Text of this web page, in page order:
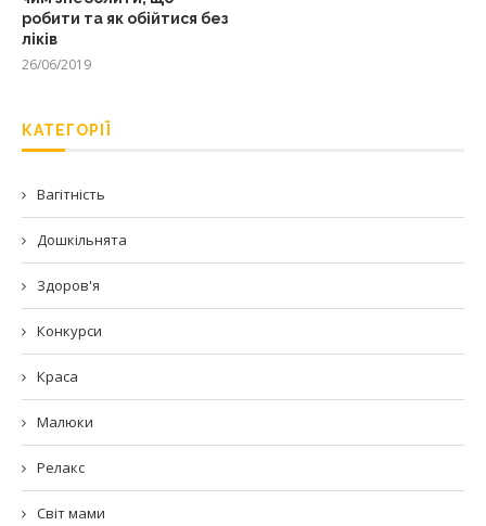
робити та як обійтися без
ліків
26/06/2019
КАТЕГОРІЇ
Вагітність
Дошкільнята
Здоров'я
Конкурси
Краса
Малюки
Релакс
Світ мами